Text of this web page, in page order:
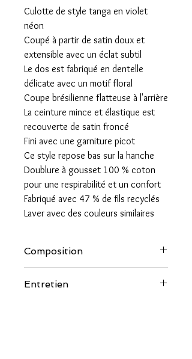
Culotte de style tanga en violet
néon
Coupé à partir de satin doux et
extensible avec un éclat subtil
Le dos est fabriqué en dentelle
délicate avec un motif floral
Coupe brésilienne flatteuse à l'arrière
La ceinture mince et élastique est
recouverte de satin froncé
Fini avec une garniture picot
Ce style repose bas sur la hanche
Doublure à gousset 100 % coton
pour une respirabilité et un confort
Fabriqué avec 47 % de fils recyclés
Laver avec des couleurs similaires
Composition
23 % Polyamide, 17 % Polyamide
Entretien